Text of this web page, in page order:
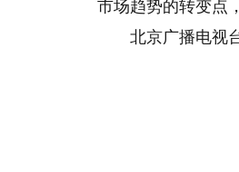
市场趋势的转变点
北京广播电视